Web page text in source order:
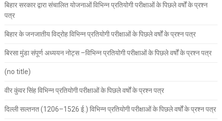
बिहार सरकार द्वारा संचालित योजनाओं विभिन्न प्रतियोगी परीक्षाओं के पिछले वर्षों के प्रश्न
पत्र
बिहार के जनजातीय विद्रोह विभिन्न प्रतियोगी परीक्षाओं के पिछले वर्षों के प्रश्न पत्र
बिरसा मुंडा संपूर्ण अध्ययन नोट्स –विभिन्न प्रतियोगी परीक्षाओं के पिछले वर्षों के प्रश्न पत्र
(no title)
वीर कुंवर सिंह विभिन्न प्रतियोगी परीक्षाओं के पिछले वर्षों के प्रश्न पत्र
दिल्ली सल्तनत (1206–1526 ई.) विभिन्न प्रतियोगी परीक्षाओं के पिछले वर्षों के प्रश्न पत्र